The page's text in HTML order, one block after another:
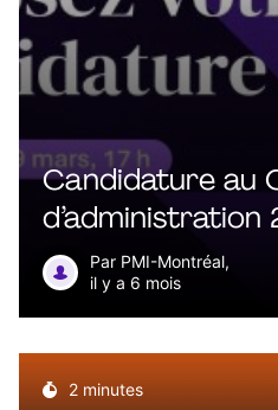
Candidature au
d’administration
Par PMI-Montréal,
il y a 6 mois
2 minutes